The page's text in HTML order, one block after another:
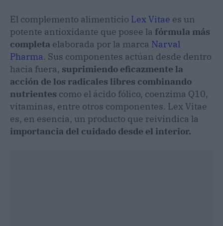
El complemento alimenticio Lex Vitae es un
potente antioxidante que posee la fórmula más
completa elaborada por la marca Narval
Pharma. Sus componentes actúan desde dentro
hacia fuera, suprimiendo eficazmente la
acción de los radicales libres combinando
nutrientes como el ácido fólico, coenzima Q10,
vitaminas, entre otros componentes. Lex Vitae
es, en esencia, un producto que reivindica la
importancia del cuidado desde el interior.